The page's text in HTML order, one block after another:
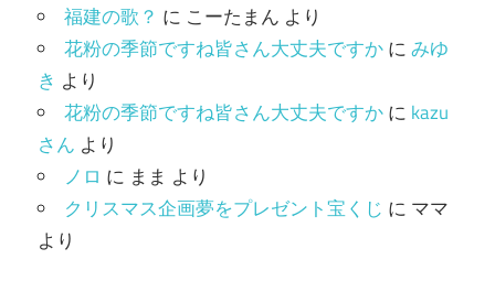
ー
福建の歌？ に こーたまん より
花粉の季節ですね皆さん大丈夫ですかにみゆ
き より
花粉の季節ですね皆さん大丈夫ですかに kazu
さん より
ノロ に まま より
クリスマス企画夢をプレゼント宝くじ に ママ
より